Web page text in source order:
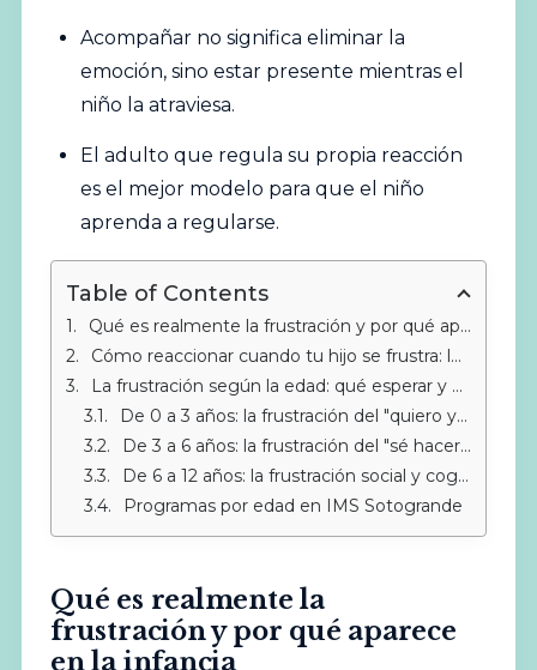
Acompañar no significa eliminar la
emoción, sino estar presente mientras el
niño la atraviesa.
El adulto que regula su propia reacción
es el mejor modelo para que el niño
aprenda a regularse.
Table of Contents
Qué es realmente la frustración y por qué aparece en la infancia
Cómo reaccionar cuando tu hijo se frustra: lo que funciona y lo que no
La frustración según la edad: qué esperar y cómo adaptar tu respuesta
De 0 a 3 años: la frustración del "quiero y no llego"
De 3 a 6 años: la frustración del "sé hacerlo pero hoy no me sale"
De 6 a 12 años: la frustración social y cognitiva
Programas por edad en IMS Sotogrande
Qué es realmente la
frustración y por qué aparece
en la infancia